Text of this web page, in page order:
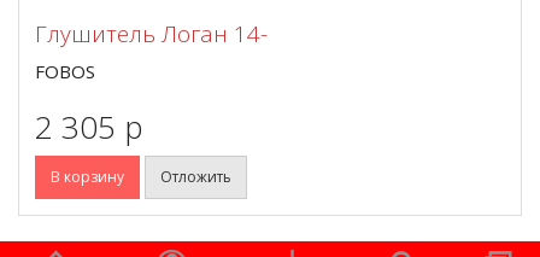
Глушитель Логан 14-
FOBOS
2 305 p
В корзину Отложить